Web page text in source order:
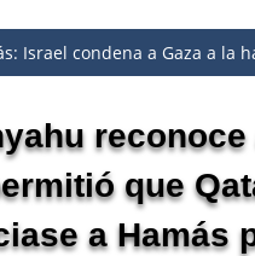
Israel condena a Gaza a la
que
a Hamás